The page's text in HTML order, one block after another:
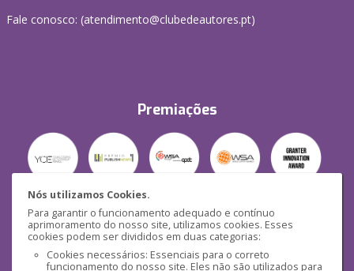
Nós utilizamos Cookies.
Para garantir o funcionamento adequado e contínuo
aprimoramento do nosso site, utilizamos cookies. Esses
cookies podem ser divididos em duas categorias:
Cookies necessários: Essenciais para o correto
funcionamento do nosso site. Eles não são utilizados para
Fale conosco: (atendimento@clubedeautores.pt)
Premiações
Segurança